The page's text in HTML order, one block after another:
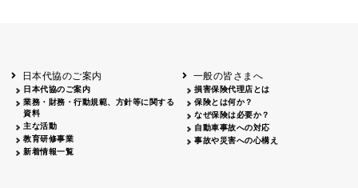
日本代協のご案内
日本代協のご案内
業務・財務・行動規範、方針等に関する
資料
主な活動
教育研修事業
新着情報一覧
一般の皆さまへ
損害保険代理店とは
保険とは何か？
なぜ保険は必要か？
自動車事故への対応
事故や災害への心構え